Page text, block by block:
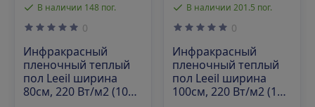
В наличии 148 пог.
0
Инфракрасный
пленочный теплый
пол Leeil ширина
80см, 220 Вт/м2 (100
В наличии 201.5 пог.
0
Инфракрасный
пленочный теплый
пол Leeil ширина
100см, 220 Вт/м2 (100